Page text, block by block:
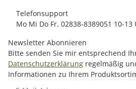
Telefonsupport
Mo Mi Do Fr. 02838-8389051 10-13
Newsletter Abonnieren
Bitte senden Sie mir entsprechend
Datenschutzerklärung regelmäßig
Informationen zu Ihrem